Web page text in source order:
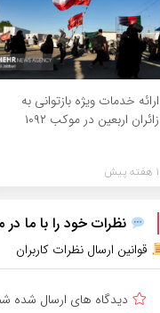
ارائه خدمات ویژه بازتوانی به
زائران اربعین در موکب ۱۰۹۲
1 هفته پیش
نظرات خود را با ما در
قوانین ارسال نظرات کاربران
دیدگاه های ارسال شده